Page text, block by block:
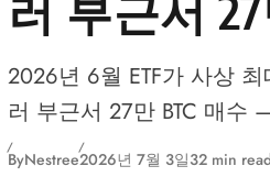
2026년 6월 ETF가 사상
러 부근서 27만 BTC 매수
ByNestree2026년 7월 3일32 min